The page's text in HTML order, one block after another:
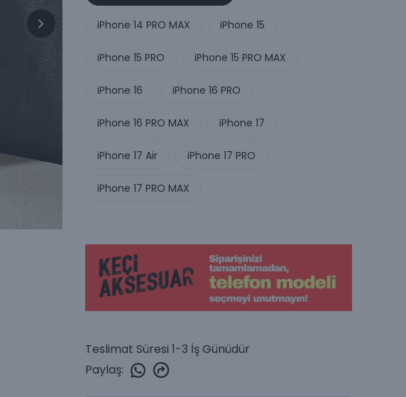
iPhone 14 PRO MAX iPhone 15
iPhone 15 PRO iPhone 15 PRO MAX
iPhone 16 iPhone 16 PRO
iPhone 16 PRO MAX iPhone 17
iPhone 17 Air iPhone 17 PRO
iPhone 17 PRO MAX
Teslimat Süresi 1-3 İş Günüdür
Paylaş: